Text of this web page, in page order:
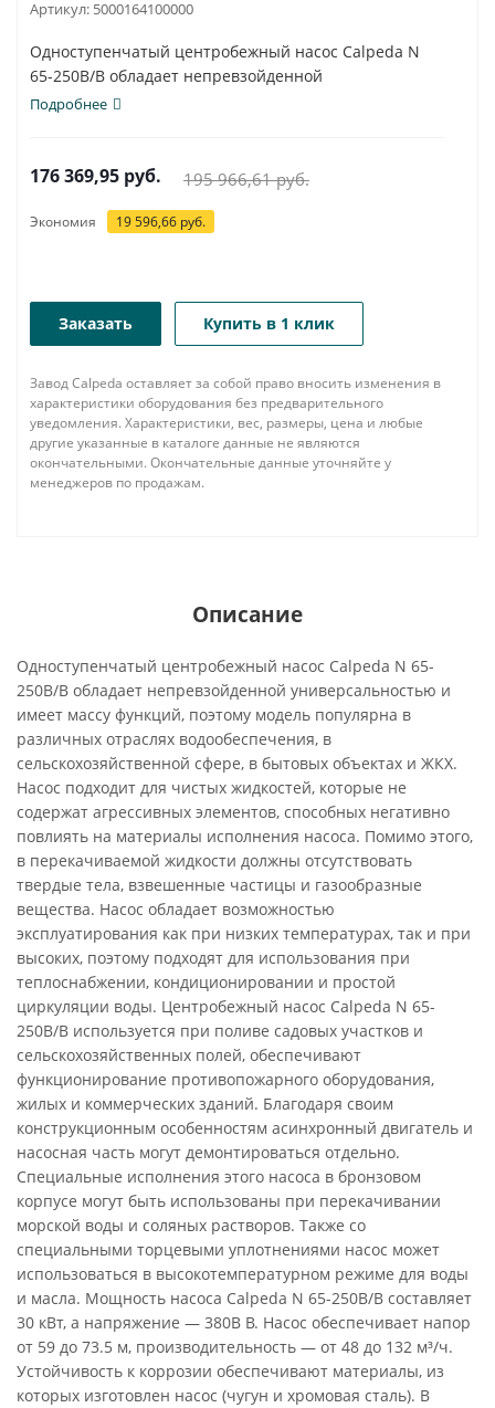
Артикул: 5000164100000
Одноступенчатый центробежный насос Calpeda N
65-250B/B обладает непревзойденной
универсальностью...
Подробнее
176 369,95 руб. 195 966,61руб.
Экономия 19 596,66 руб.
Заказать Купить в 1 клик
Завод Calpeda оставляет за собой право вносить изменения в
характеристики оборудования без предварительного
уведомления. Характеристики, вес, размеры, цена и любые
другие указанные в каталоге данные не являются
окончательными. Окончательные данные уточняйте у
менеджеров по продажам.
Описание
Одноступенчатый центробежный насос Calpeda N 65-
250B/B обладает непревзойденной универсальностью и
имеет массу функций, поэтому модель популярна в
различных отраслях водообеспечения, в
сельскохозяйственной сфере, в бытовых объектах и ЖКХ.
Насос подходит для чистых жидкостей, которые не
содержат агрессивных элементов, способных негативно
повлиять на материалы исполнения насоса. Помимо этого,
в перекачиваемой жидкости должны отсутствовать
твердые тела, взвешенные частицы и газообразные
вещества. Насос обладает возможностью
эксплуатирования как при низких температурах, так и при
высоких, поэтому подходят для использования при
теплоснабжении, кондиционировании и простой
циркуляции воды. Центробежный насос Calpeda N 65-
250B/B используется при поливе садовых участков и
сельскохозяйственных полей, обеспечивают
функционирование противопожарного оборудования,
жилых и коммерческих зданий. Благодаря своим
конструкционным особенностям асинхронный двигатель и
насосная часть могут демонтироваться отдельно.
Специальные исполнения этого насоса в бронзовом
корпусе могут быть использованы при перекачивании
морской воды и соляных растворов. Также со
специальными торцевыми уплотнениями насос может
использоваться в высокотемпературном режиме для воды
и масла. Мощность насоса Calpeda N 65-250B/B составляет
30 кВт, а напряжение — 380В В. Насос обеспечивает напор
от 59 до 73.5 м, производительность — от 48 до 132 м³/ч.
Устойчивость к коррозии обеспечивают материалы, из
которых изготовлен насос (чугун и хромовая сталь). В